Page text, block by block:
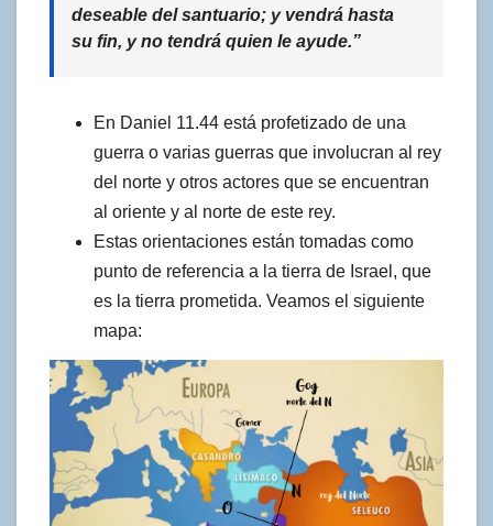
deseable del santuario; y vendrá hasta
su fin, y no tendrá quien le ayude.”
En Daniel 11.44 está profetizado de una
guerra o varias guerras que involucran al rey
del norte y otros actores que se encuentran
al oriente y al norte de este rey.
Estas orientaciones están tomadas como
punto de referencia a la tierra de Israel, que
es la tierra prometida. Veamos el siguiente
mapa: